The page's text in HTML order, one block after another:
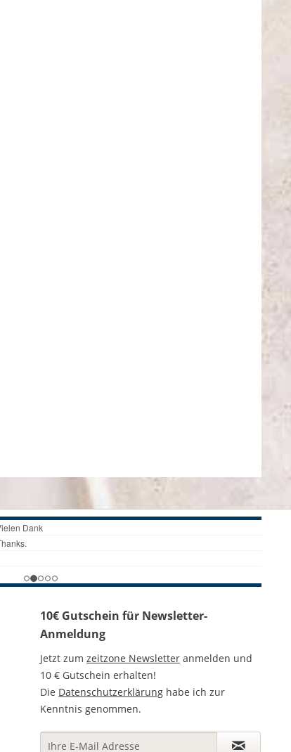
10€ Gutschein für Newsletter-
Anmeldung
Jetzt zum zeitzone Newsletter anmelden und
10 € Gutschein erhalten!
Die Datenschutzerklärung habe ich zur
Kenntnis genommen.